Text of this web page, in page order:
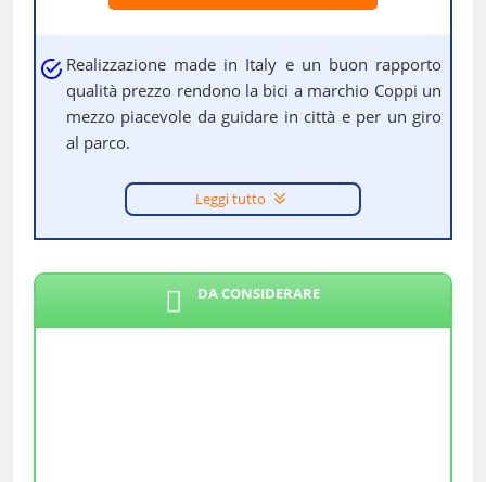
Realizzazione made in Italy e un buon rapporto
qualità prezzo rendono la bici a marchio Coppi un
mezzo piacevole da guidare in città e per un giro
al parco.
Leggi tutto
DA CONSIDERARE